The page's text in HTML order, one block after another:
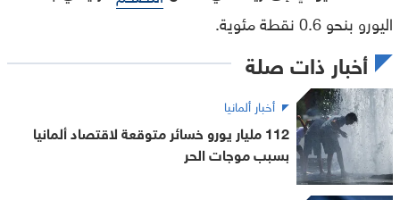
اليورو بنحو 0.6 نقطة مئوية.
أخبار ذات صلة
أخبار ألمانيا
112 مليار يورو خسائر متوقعة لاقتصاد ألمانيا
بسبب موجات الحر